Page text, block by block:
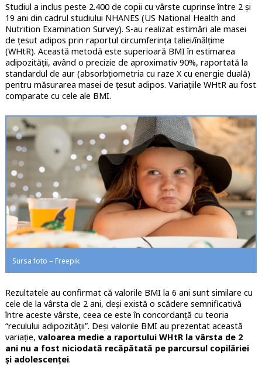
Studiul a inclus peste 2.400 de copii cu vârste cuprinse între 2 și
19 ani din cadrul studiului NHANES (US National Health and
Nutrition Examination Survey). S-au realizat estimări ale masei
de ţesut adipos prin raportul circumferința taliei/înălțime
(WHtR). Această metodă este superioară BMI în estimarea
adipozităţii, având o precizie de aproximativ 90%, raportată la
standardul de aur (absorbțiometria cu raze X cu energie duală)
pentru măsurarea masei de ţesut adipos. Variaţiile WHtR au fost
comparate cu cele ale BMI.
Sursa foto – Freepik
Rezultatele au confirmat că valorile BMI la 6 ani sunt similare cu
cele de la vârsta de 2 ani, deşi există o scădere semnificativă
între aceste vârste, ceea ce este în concordanţă cu teoria
“reculului adipozităţii”. Deşi valorile BMI au prezentat această
variaţie, valoarea medie a raportului WHtR la vârsta de 2
ani nu a fost niciodată recăpătată pe parcursul copilăriei
și adolescenței.